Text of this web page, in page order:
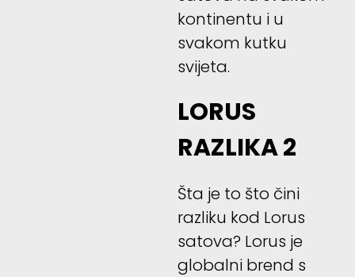
kontinentu i u
svakom kutku
svijeta.
LORUS
RAZLIKA 2
Šta je to što čini
razliku kod Lorus
satova? Lorus je
globalni brend s